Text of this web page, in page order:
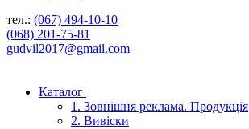
тел.: (067) 494-10-10
(068) 201-75-81
gudvil2017@gmail.com
Каталог
1. Зовнішня реклама. Продукція
2. Вивіски